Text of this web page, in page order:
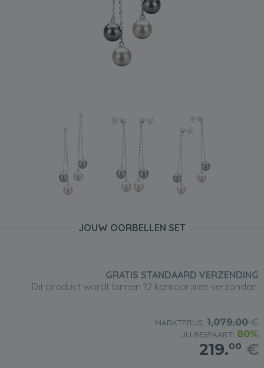
JOUW OORBELLEN SET
GRATIS STANDAARD VERZENDING
Dit product wordt binnen 12 kantooruren verzonden.
MARKTPRIJS: 1,079.00€
JIJ BESPAART: 80%
219.00 €